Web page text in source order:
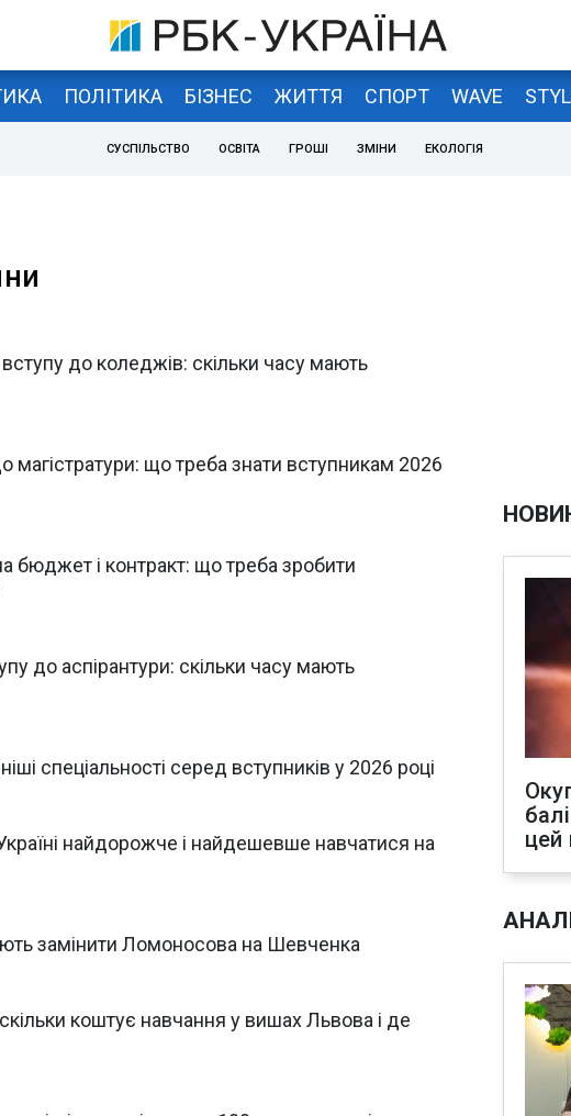
ПОЛІТИКА БІЗНЕС ЖИТТЯ СПОРТ WAVE
СУСПІЛЬСТВО ОСВІТА ГРОШІ ЗМІНИ ЕКОЛОГІЯ
до коледжів: скільки часу мають
магістратури: що треба знати вступникам 2026
бюджет і контракт: що треба зробити
до аспірантури: скільки часу мають
спеціальності серед вступників у 2026 році
найдорожче і найдешевше навчатися на
замінити Ломоносова на Шевченка
коштує навчання у вишах Львова і де
цей